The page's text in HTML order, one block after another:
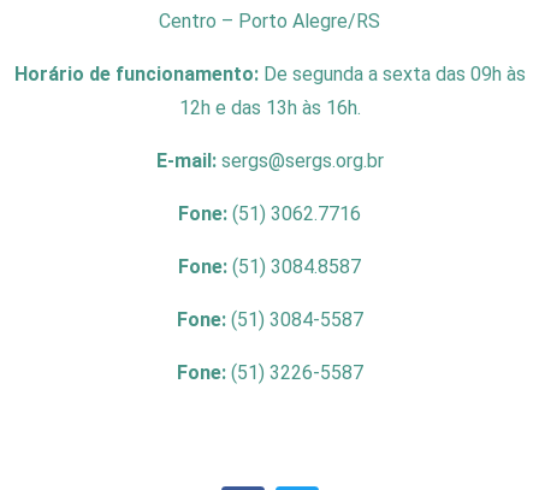
Centro – Porto Alegre/RS
Horário de funcionamento: De segunda a sexta das 09h às
12h e das 13h às 16h.
E-mail: sergs@sergs.org.br
Fone: (51) 3062.7716
Fone: (51) 3084.8587
Fone: (51) 3084-5587
Fone: (51) 3226-5587